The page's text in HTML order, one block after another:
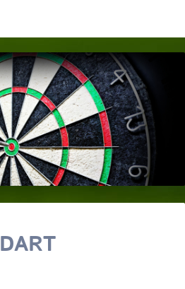
DART